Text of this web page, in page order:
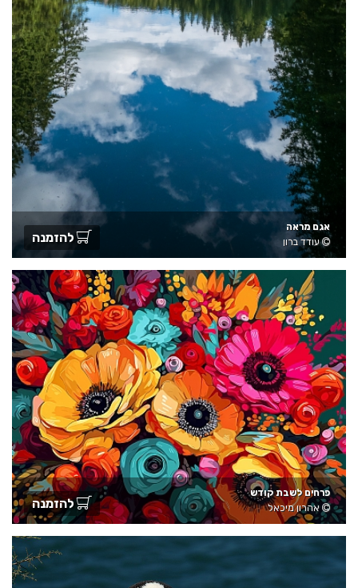
אגם מראה
עודד ברון
להזמנה
פרחים לשבת קודש
אהרון מיכאל
להזמנה